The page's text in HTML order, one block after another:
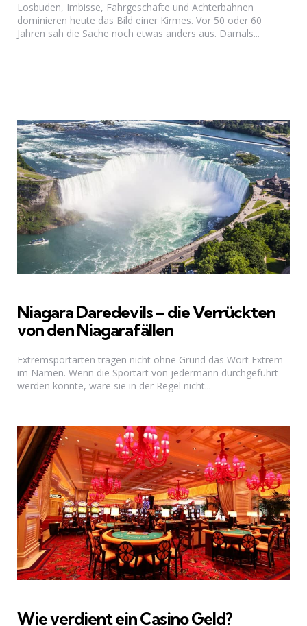
Losbuden, Imbisse, Fahrgeschäfte und Achterbahnen
dominieren heute das Bild einer Kirmes. Vor 50 oder 60
Jahren sah die Sache noch etwas anders aus. Damals...
Niagara Daredevils – die Verrückten
von den Niagarafällen
Extremsportarten tragen nicht ohne Grund das Wort Extrem
im Namen. Wenn die Sportart von jedermann durchgeführt
werden könnte, wäre sie in der Regel nicht...
Wie verdient ein Casino Geld?